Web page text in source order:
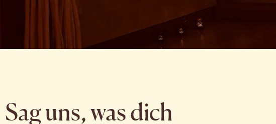
Sag uns, was dich